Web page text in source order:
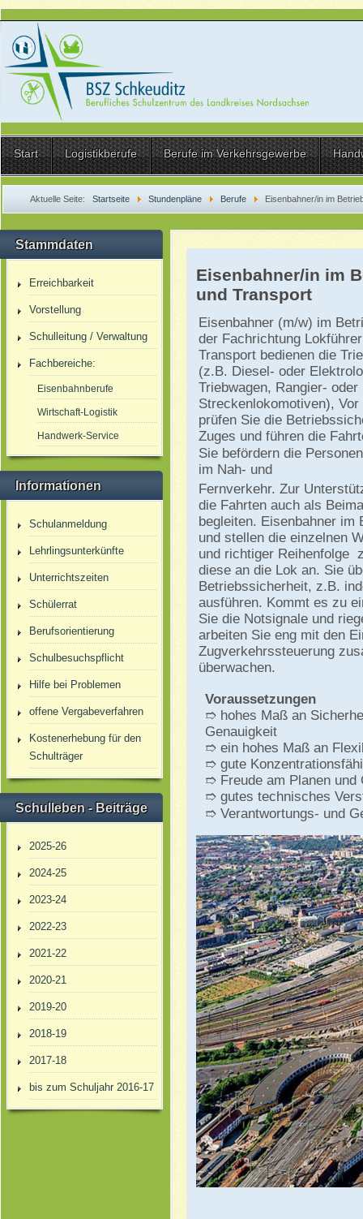
Start Logistikberufe Berufe im Verkehrsgewerbe
Aktuelle Seite: Startseite Stundenpläne Berufe Eisenbahner/in im
Stammdaten
Erreichbarkeit
Vorstellung
Schulleitung / Verwaltung
Fachbereiche:
Eisenbahnberufe
Wirtschaft-Logistik
Handwerk-Service
Informationen
Schulanmeldung
Lehrlingsunterkünfte
Unterrichtszeiten
Schülerrat
Berufsorientierung
Schulbesuchspflicht
Hilfe bei Problemen
offene Vergabeverfahren
Kostenerhebung für den
Schulträger
Schulleben - Beiträge
2025-26
2024-25
2023-24
2022-23
2021-22
2020-21
2019-20
2018-19
2017-18
bis zum Schuljahr 2016-17
Eisenbahner/in im
und Transport
Eisenbahner (m/w) im
der Fachrichtung
Transport bedienen die
(z.B. Diesel- oder
Triebwagen, Rangier- oder
Streckenlokomotiven),
prüfen Sie die
Zuges und führen die
Sie befördern die Personen
im Nah- und
Fernverkehr. Zur
die Fahrten auch als
begleiten. Eisenbahner im
und stellen die einzelnen
und richtiger Reihenfolge
diese an die Lok an. Sie
Betriebssicherheit, z.B.
ausführen. Kommt es zu
Sie die Notsignale und
arbeiten Sie eng mit den
Zugverkehrssteuerung
überwachen.
Voraussetzungen
➱ hohes Maß an
Genauigkeit
➱ ein hohes Maß an
➱ gute
➱ Freude am Planen und
➱ gutes technisches
➱ Verantwortungs- und